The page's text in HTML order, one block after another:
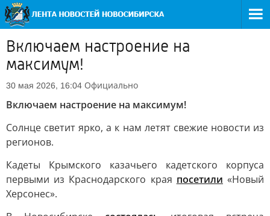
Включаем настроение на
максимум!
30 мая 2026, 16:04 Официально
Включаем настроение на максимум!
Солнце светит ярко, а к нам летят свежие новости из
регионов.
Кадеты Крымского казачьего кадетского корпуса
первыми из Краснодарского края посетили «Новый
Херсонес».